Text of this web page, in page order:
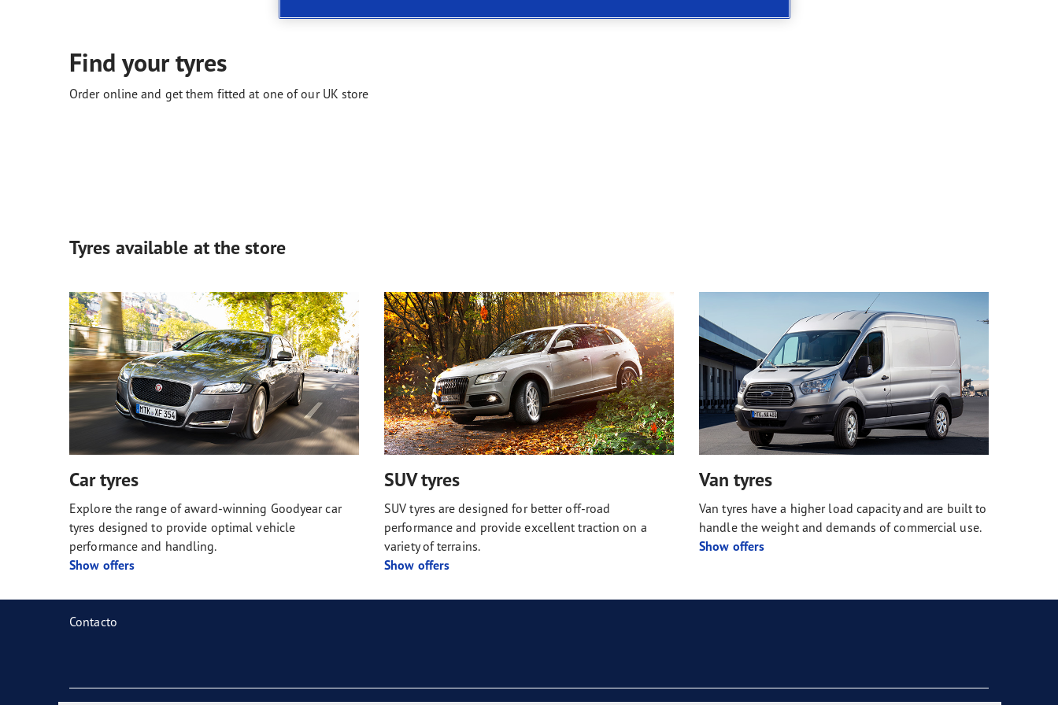
Find your tyres
Order online and get them fitted at one of our UK store
Tyres available at the store
Car tyres
Explore the range of award-winning Goodyear car
tyres designed to provide optimal vehicle
performance and handling.
Show offers
SUV tyres
SUV tyres are designed for better off-road
performance and provide excellent traction on a
variety of terrains.
Show offers
Van tyres
Van tyres have a higher load capacity and are built to
handle the weight and demands of commercial use.
Show offers
Contacto